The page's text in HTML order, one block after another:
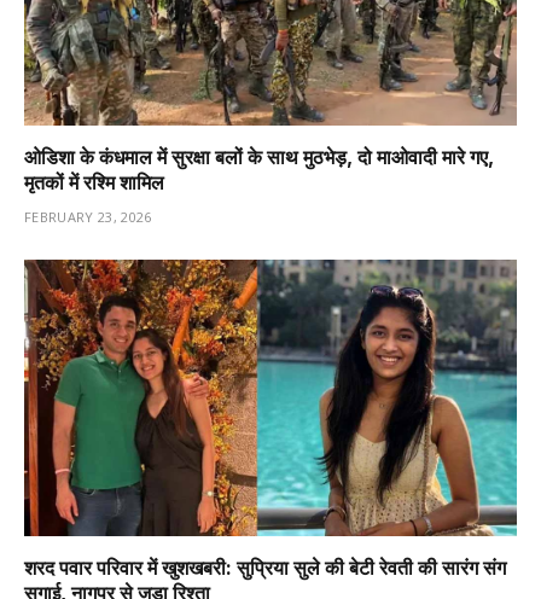
ओडिशा के कंधमाल में सुरक्षा बलों के साथ मुठभेड़, दो माओवादी मारे गए,
मृतकों में रश्मि शामिल
FEBRUARY 23, 2026
शरद पवार परिवार में खुशखबरी: सुप्रिया सुले की बेटी रेवती की सारंग संग
सगाई, नागपुर से जुड़ा रिश्ता